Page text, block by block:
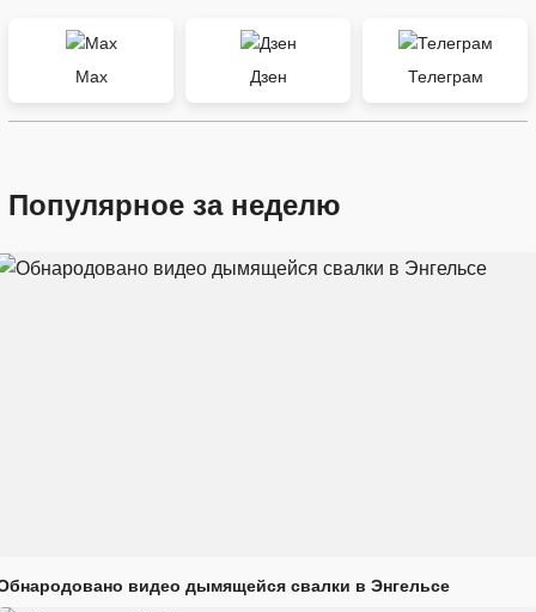
Max Дзен Телеграм
Популярное за неделю
видео дымящейся свалки в Энгельсе